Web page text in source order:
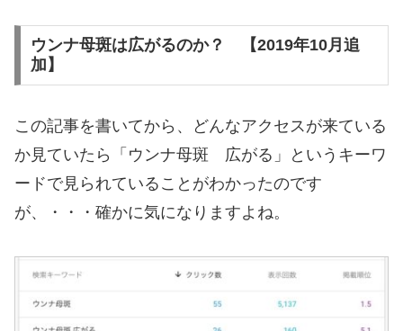
ウンナ母斑は広がるのか？ 【2019年10月追
加】
この記事を書いてから、どんなアクセスが来ている
か見ていたら「ウンナ母斑 広がる」というキーワ
ードで見られていることがわかったのです
が、・・・確かに気になりますよね。